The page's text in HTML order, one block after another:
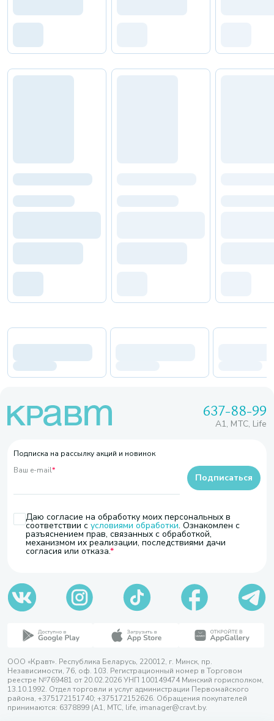
637-88-99
A1, МТС, Life
Подписка на рассылку акций и новинок
Ваш e-mail*
Даю согласие на обработку моих персональных в
соответствии с условиями обработки. Ознакомлен с
разъяснением прав, связанных с обработкой,
механизмом их реализации, последствиями дачи
согласия или отказа.
Подписаться
ООО «Кравт». Республика Беларусь, 220012, г. Минск, пр.
Независимости, 76, оф. 103. Регистрационный номер в Торговом
реестре №769481 от 20.02.2026 УНП 100149474 Минский горисполком,
13.10.1992. Отдел торговли и услуг администрации Первомайского
района, +375172151740; +375172152626. Обращения покупателей
принимаются: 6378899 (А1, МТС, life, imanager@cravt.by.